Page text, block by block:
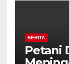
BERITA
Petani